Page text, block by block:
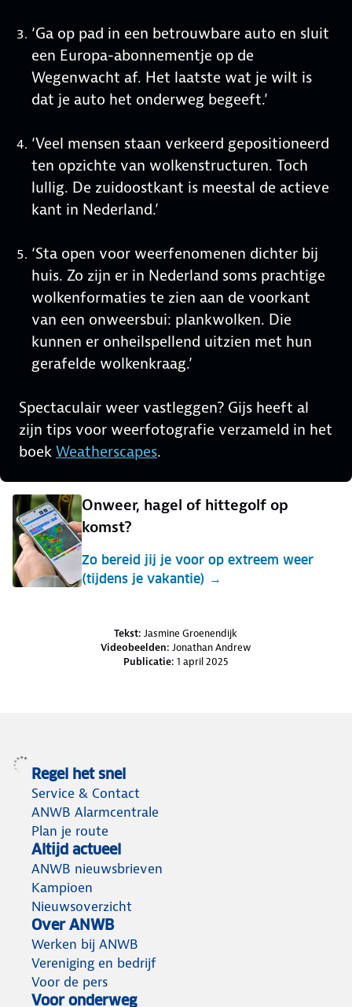
‘Ga op pad in een betrouwbare auto en sluit
een Europa-abonnementje op de
Wegenwacht af. Het laatste wat je wilt is
dat je auto het onderweg begeeft.’
‘Veel mensen staan verkeerd gepositioneerd
ten opzichte van wolkenstructuren. Toch
lullig. De zuidoostkant is meestal de actieve
kant in Nederland.’
‘Sta open voor weerfenomenen dichter bij
huis. Zo zijn er in Nederland soms prachtige
wolkenformaties te zien aan de voorkant
van een onweersbui: plankwolken. Die
kunnen er onheilspellend uitzien met hun
gerafelde wolkenkraag.’
Spectaculair weer vastleggen? Gijs heeft al
zijn tips voor weerfotografie verzameld in het
boek Weatherscapes.
Onweer, hagel of hittegolf op
komst?
Zo bereid jij je voor op extreem weer
(tijdens je vakantie) →
Credits en bronnenTekst:Jasmine Groenendijk
Videobeelden: Jonathan Andrew
Publicatie:1 april 2025
Regel het snel
Service & Contact
ANWB Alarmcentrale
Plan je route
Altijd actueel
ANWB nieuwsbrieven
Kampioen
Nieuwsoverzicht
Over ANWB
Werken bij ANWB
Vereniging en bedrijf
Voor de pers
Voor onderweg